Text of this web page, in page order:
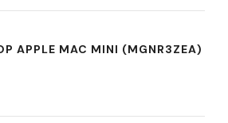
APPLE MAC MINI (MGNR3ZEA)